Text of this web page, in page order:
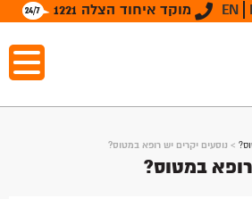
מוקד איחוד הצלה 1221 EN
> נוסעים יקרים יש רופא במטוס?
במטוס?